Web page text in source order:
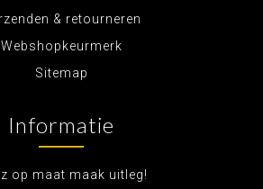
& retourneren
Webshopkeurmerk
Sitemap
Informatie
op maat maak uitleg!